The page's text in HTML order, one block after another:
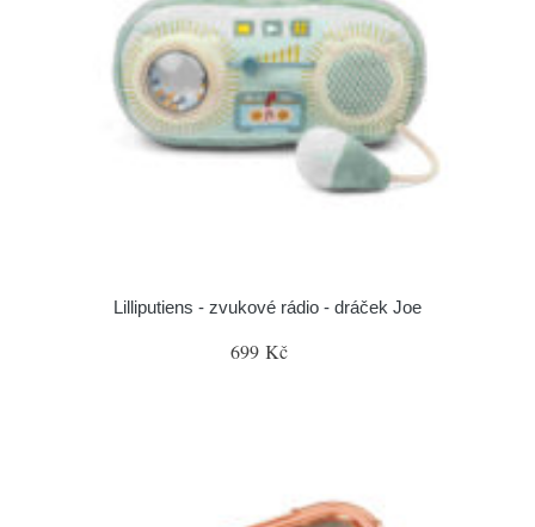
Lilliputiens - zvukové rádio - dráček Joe
699 Kč